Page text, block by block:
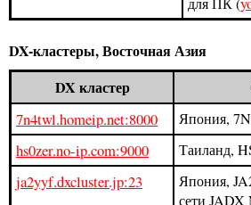
DX-кластеры, Восточная Азия
DX кластер
7n4twl.homeip.net:8000 Япония,
hs0zer.no-ip.com:9000 Таиланд,
ja2yyf.dxcluster.jp:23
Япония,
сети